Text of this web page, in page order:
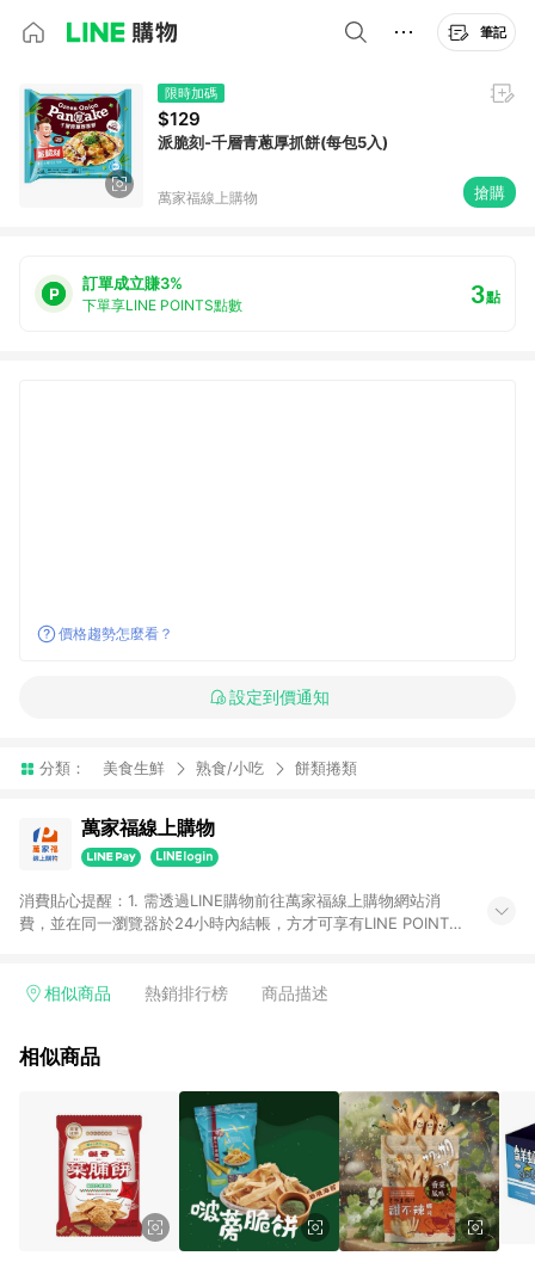
筆記
限時加碼
$129
派脆刻-千層青蔥厚抓餅(每包5入)
萬家福線上購物 搶購
訂單成立賺3%
下單享LINE POINTS點數 3點
價格趨勢怎麼看？
設定到價通知
分類： 美食生鮮 熟食/小吃 餅類捲類
萬家福線上購物
消費貼心提醒：1. 需透過LINE購物前往萬家福線上購物網站消
費，並在同一瀏覽器於24小時內結帳，方才可享有LINE POINTS
4. 不具回饋資格種類商品：電子禮券。 5. 回饋點數計算將排除訂
錄，相關問題請於保留時間內聯絡客服中心，並由康達盛通生活
提供簡單、快速、輕鬆的購物流程及體驗，將不定期推出精選、
話題性或期間限定商品來滿足您的喜好。
相似商品 熱銷排行榜 商品描述
相似商品